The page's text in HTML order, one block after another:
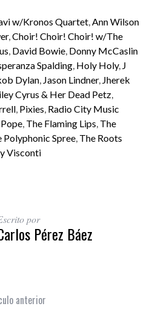
w/Kronos Quartet,Ann Wilson
,Choir! Choir! Choir! w/The
, David Bowie, Donny McCaslin
Spalding, Holy Holy, J
Dylan, Jason Lindner, Jherek
Cyrus & Her Dead Petz,
, Pixies, Radio City Music
, The Flaming Lips, The
Polyphonic Spree, The Roots
Visconti
por
Pérez Báez
anterior